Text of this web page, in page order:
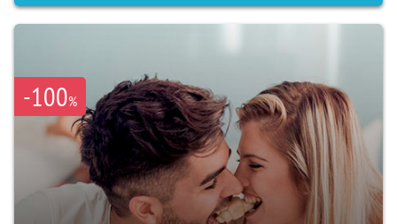
-100%